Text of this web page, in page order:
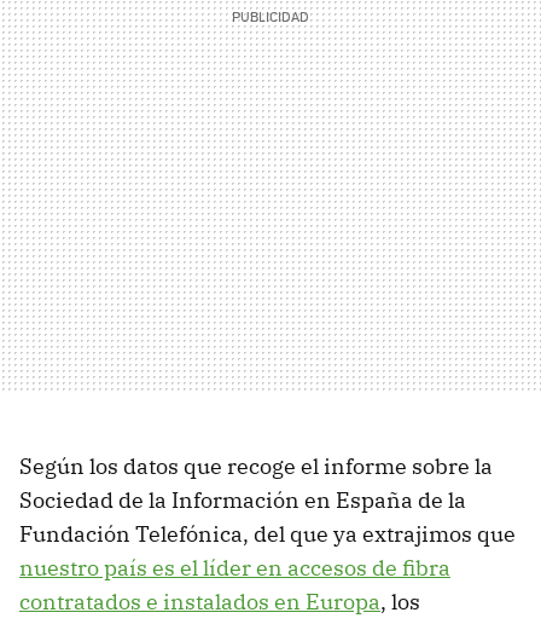
Según los datos que recoge el informe sobre la
Sociedad de la Información en España de la
Fundación Telefónica, del que ya extrajimos que
nuestro país es el líder en accesos de fibra
contratados e instalados en Europa, los